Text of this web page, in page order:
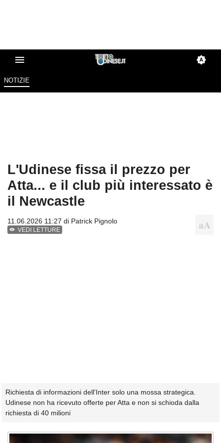
NOTIZIE
L'Udinese fissa il prezzo per
Atta... e il club più interessato è
il Newcastle
11.06.2026 11:27 di Patrick Pignolo
VEDI LETTURE
Richiesta di informazioni dell'Inter solo una mossa strategica.
Udinese non ha ricevuto offerte per Atta e non si schioda dalla
richiesta di 40 milioni